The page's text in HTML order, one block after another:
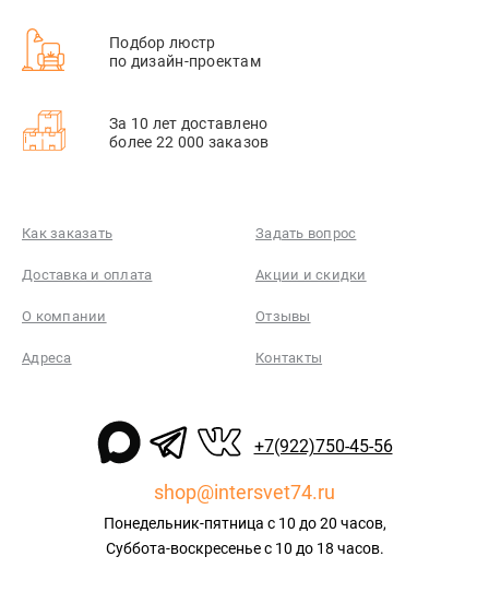
Подбор люстр
по дизайн-проектам
За 10 лет доставлено
более 22 000 заказов
Как заказать Задать вопрос
Доставка и оплата Акции и скидки
О компании Отзывы
Адреса Контакты
+7(922)750-45-56
shop@intersvet74.ru
Понедельник-пятница с 10 до 20 часов,
Суббота-воскресенье с 10 до 18 часов.